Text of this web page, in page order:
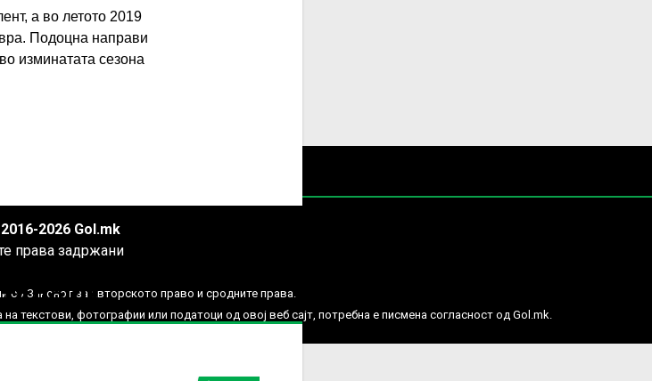
а во летото 2019
Подоцна направи
изминатата сезона
2026 Gol.mk
права задржани
со Законот за авторското право и сродните права.
текстови, фотографии или податоци од овој веб сајт, потребна е писмена согласност од Gol.mk.